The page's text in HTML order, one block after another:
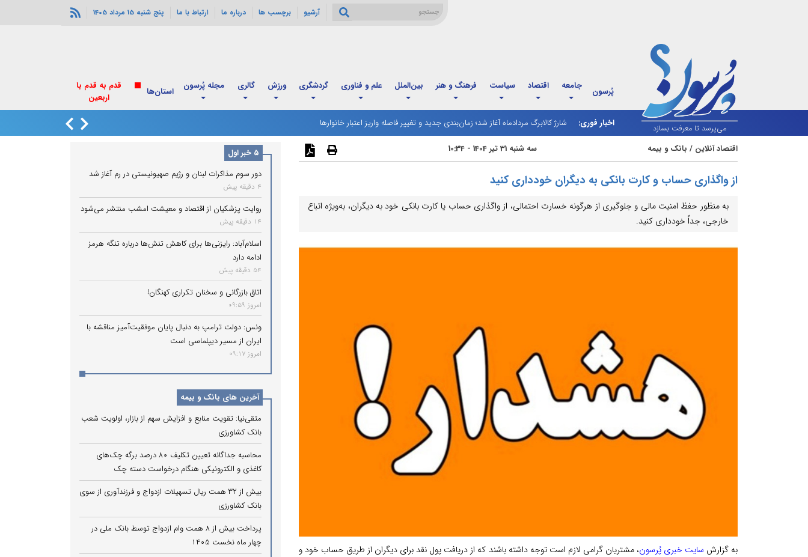
آرشیو برچسب ها درباره ما ارتباط با ما پنج شنبه 15 مرداد 1405
می‌پرسد تا معرفت بسازد
پُرسون جامعه اقتصاد سیاست فرهنگ و هنر بین‌الملل علم و فناوری گردشگری ورزش گالری مجله پُرسون استان‌ها
قدم به قدم با
اربعین
اخبار فوری:
شارژ کالابرگ مردادماه آغاز شد؛ زمان‌بندی جدید و تغییر فاصله واریز اعتبار خانوارها
ونس: دولت ترامپ به دنبال پایان موفقیت‌آمیز مناقشه با ایران از مسیر دیپلماسی است
اقتصاد آنلاین / بانک و بیمه سه شنبه 31 تیر 1404 - 10:34
از واگذاری حساب و کارت بانکی به دیگران خودداری کنید
به منظور حفظ امنیت مالی و جلوگیری از هرگونه خسارت احتمالی، از واگذاری حساب یا کارت بانکی خود به دیگران، به‌ویژه اتباع
خارجی، جداً خودداری کنید.
به گزارش سایت خبری پُرسون، مشتریان گرامی لازم است توجه داشته باشند که از دریافت پول نقد برای دیگران از طریق حساب خود و
5 خبر اول
دور سوم مذاکرات لبنان و رژیم صهیونیستی در رم آغاز شد
4 دقیقه پیش
روایت پزشکیان از اقتصاد و معیشت امشب منتشر می‌شود
14 دقیقه پیش
اسلام‌آباد: رایزنی‌ها برای کاهش تنش‌ها درباره تنگه هرمز
ادامه دارد
54 دقیقه پیش
اتاق بازرگانی و سخنان تکراری کهنگان!
امروز 09:59
ونس: دولت ترامپ به دنبال پایان موفقیت‌آمیز مناقشه با
ایران از مسیر دیپلماسی است
امروز 09:17
آخرین های بانک و بیمه
متقی‌نیا: تقویت منابع و افزایش سهم از بازار، اولویت شعب
بانک کشاورزی
محاسبه جداگانه تعیین تکلیف 80 درصد برگه چک‌های
کاغذی و الکترونیکی هنگام درخواست دسته چک
بیش از ۳۲ همت ریال تسهیلات ازدواج و فرزندآوری از سوی
بانک کشاورزی
پرداخت بیش از ۸ همت وام ازدواج توسط بانک ملی در
چهار ماه نخست ۱۴۰۵